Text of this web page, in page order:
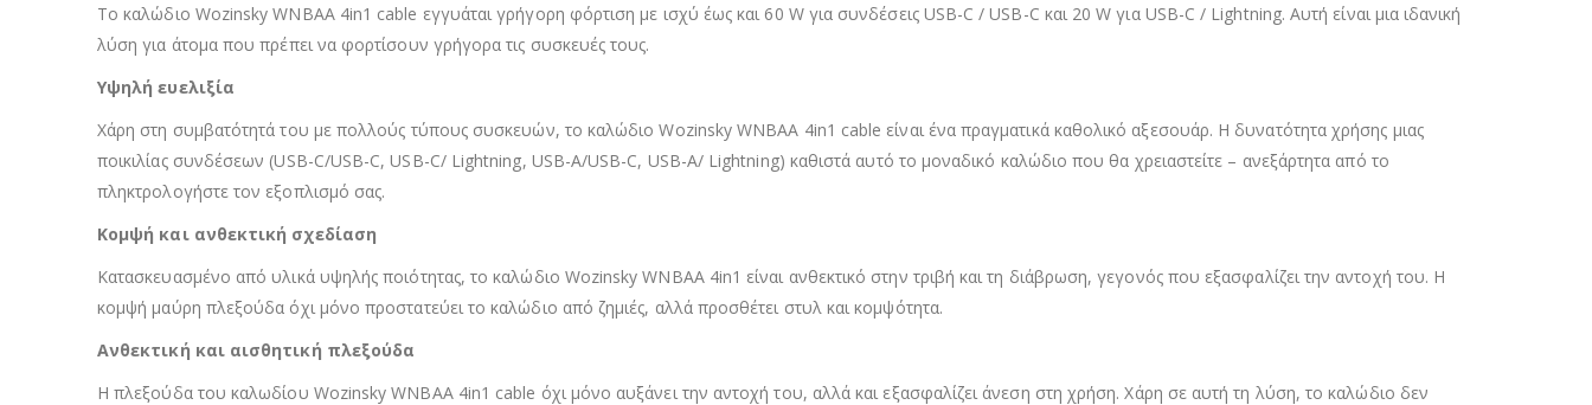
Το καλώδιο Wozinsky WNBAA 4in1 cable εγγυάται γρήγορη φόρτιση με ισχύ έως και 60 W για συνδέσεις USB-C / USB-C και 20 W για USB-C / Lightning. Αυτή είναι μια ιδανική
λύση για άτομα που πρέπει να φορτίσουν γρήγορα τις συσκευές τους.
Υψηλή ευελιξία
Χάρη στη συμβατότητά του με πολλούς τύπους συσκευών, το καλώδιο Wozinsky WNBAA 4in1 cable είναι ένα πραγματικά καθολικό αξεσουάρ. Η δυνατότητα χρήσης μιας
ποικιλίας συνδέσεων (USB-C/USB-C, USB-C/ Lightning, USB-A/USB-C, USB-A/ Lightning) καθιστά αυτό το μοναδικό καλώδιο που θα χρειαστείτε – ανεξάρτητα από το
πληκτρολογήστε τον εξοπλισμό σας.
Κομψή και ανθεκτική σχεδίαση
Κατασκευασμένο από υλικά υψηλής ποιότητας, το καλώδιο Wozinsky WNBAA 4in1 είναι ανθεκτικό στην τριβή και τη διάβρωση, γεγονός που εξασφαλίζει την αντοχή του. Η
κομψή μαύρη πλεξούδα όχι μόνο προστατεύει το καλώδιο από ζημιές, αλλά προσθέτει στυλ και κομψότητα.
Ανθεκτική και αισθητική πλεξούδα
Η πλεξούδα του καλωδίου Wozinsky WNBAA 4in1 cable όχι μόνο αυξάνει την αντοχή του, αλλά και εξασφαλίζει άνεση στη χρήση. Χάρη σε αυτή τη λύση, το καλώδιο δεν